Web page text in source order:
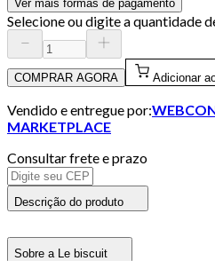
Ver mais formas de pagamento
Selecione ou digite a quantidade
COMPRAR AGORA Adicionar
Vendido e entregue por:
MARKETPLACE
Consultar frete e prazo
Descrição do produto
Sobre a Le biscuit